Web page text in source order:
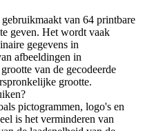
van 64 printbare
geven. Het wordt vaak
gegevens in
afbeeldingen in
van de gecodeerde
grootte.
pictogrammen, logo's en
is het verminderen van